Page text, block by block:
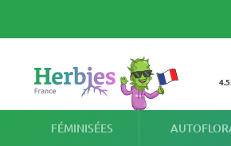
FÉMINISÉES